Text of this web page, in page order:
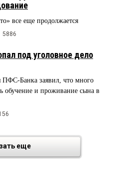
все еще продолжается
5886
под уголовное дело
ПФС-Банка заявил, что много
обучение и проживание сына в
еще